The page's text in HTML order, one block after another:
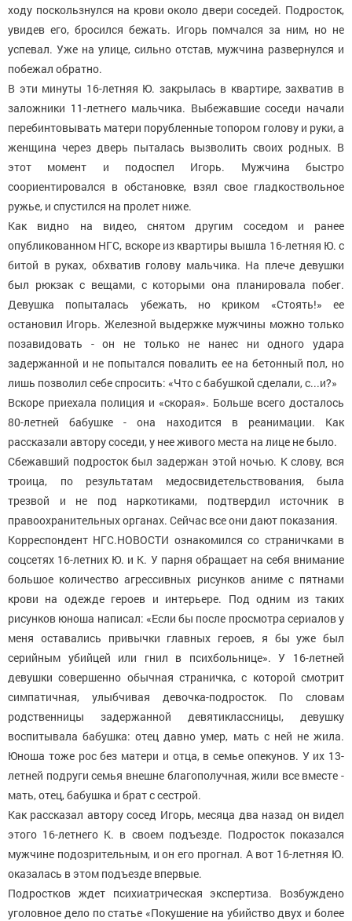
ходу поскользнулся на крови около двери соседей. Подросток,
увидев его, бросился бежать. Игорь помчался за ним, но не
успевал. Уже на улице, сильно отстав, мужчина развернулся и
побежал обратно.
В эти минуты 16-летняя Ю. закрылась в квартире, захватив в
заложники 11-летнего мальчика. Выбежавшие соседи начали
перебинтовывать матери порубленные топором голову и руки, а
женщина через дверь пыталась вызволить своих родных. В
этот момент и подоспел Игорь. Мужчина быстро
соориентировался в обстановке, взял свое гладкоствольное
ружье, и спустился на пролет ниже.
Как видно на видео, снятом другим соседом и ранее
опубликованном НГС, вскоре из квартиры вышла 16-летняя Ю. с
битой в руках, обхватив голову мальчика. На плече девушки
был рюкзак с вещами, с которыми она планировала побег.
Девушка попыталась убежать, но криком «Стоять!» ее
остановил Игорь. Железной выдержке мужчины можно только
позавидовать - он не только не нанес ни одного удара
задержанной и не попытался повалить ее на бетонный пол, но
лишь позволил себе спросить: «Что с бабушкой сделали, с...и?»
Вскоре приехала полиция и «скорая». Больше всего досталось
80-летней бабушке - она находится в реанимации. Как
рассказали автору соседи, у нее живого места на лице не было.
Сбежавший подросток был задержан этой ночью. К слову, вся
троица, по результатам медосвидетельствования, была
трезвой и не под наркотиками, подтвердил источник в
правоохранительных органах. Сейчас все они дают показания.
Корреспондент НГС.НОВОСТИ ознакомился со страничками в
соцсетях 16-летних Ю. и К. У парня обращает на себя внимание
большое количество агрессивных рисунков аниме с пятнами
крови на одежде героев и интерьере. Под одним из таких
рисунков юноша написал: «Если бы после просмотра сериалов у
меня оставались привычки главных героев, я бы уже был
серийным убийцей или гнил в психбольнице». У 16-летней
девушки совершенно обычная страничка, с которой смотрит
симпатичная, улыбчивая девочка-подросток. По словам
родственницы задержанной девятиклассницы, девушку
воспитывала бабушка: отец давно умер, мать с ней не жила.
Юноша тоже рос без матери и отца, в семье опекунов. У их 13-
летней подруги семья внешне благополучная, жили все вместе -
мать, отец, бабушка и брат с сестрой.
Как рассказал автору сосед Игорь, месяца два назад он видел
этого 16-летнего К. в своем подъезде. Подросток показался
мужчине подозрительным, и он его прогнал. А вот 16-летняя Ю.
оказалась в этом подъезде впервые.
Подростков ждет психиатрическая экспертиза. Возбуждено
уголовное дело по статье «Покушение на убийство двух и более